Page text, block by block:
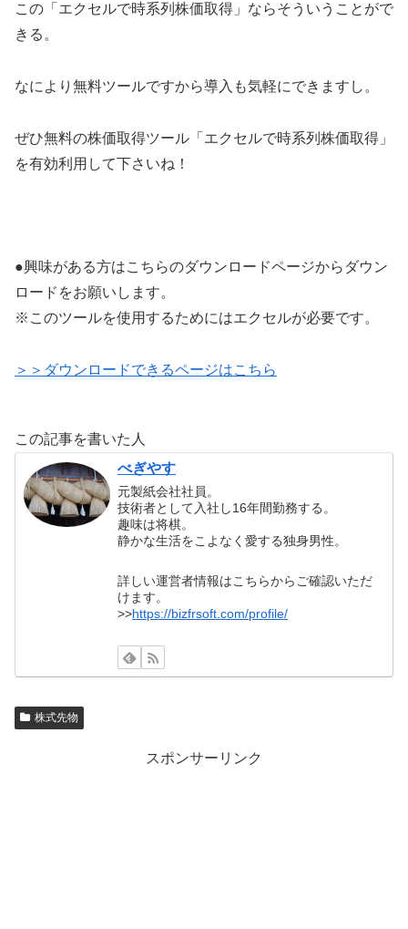
この「エクセルで時系列株価取得」ならそういうことがで
きる。
なにより無料ツールですから導入も気軽にできますし。
ぜひ無料の株価取得ツール「エクセルで時系列株価取得」
を有効利用して下さいね！
●興味がある方はこちらのダウンロードページからダウン
ロードをお願いします。
※このツールを使用するためにはエクセルが必要です。
＞＞ダウンロードできるページはこちら
この記事を書いた人
べぎやす
元製紙会社社員。
技術者として入社し16年間勤務する。
趣味は将棋。
静かな生活をこよなく愛する独身男性。
詳しい運営者情報はこちらからご確認いただ
けます。
>>https://bizfrsoft.com/profile/
株式先物
スポンサーリンク